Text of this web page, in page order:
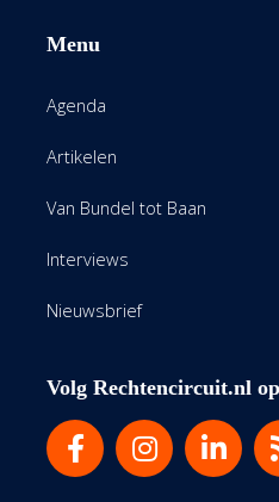
Menu
Agenda
Artikelen
Van Bundel tot Baan
Interviews
Nieuwsbrief
Volg Rechtencircuit.nl